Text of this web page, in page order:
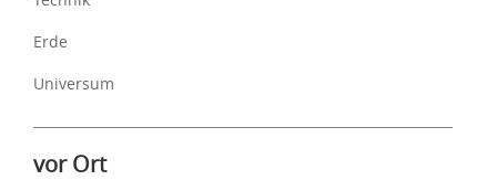
Erde
Universum
vor Ort